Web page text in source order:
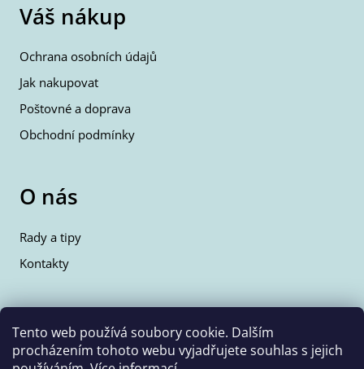
Tento web používá soubory cookie. Dalším
procházením tohoto webu vyjadřujete souhlas s jejich
Váš nákup
Ochrana osobních údajů
Jak nakupovat
Poštovné a doprava
Obchodní podmínky
O nás
Rady a tipy
Kontakty
Kontakty
info@wolfie.cz